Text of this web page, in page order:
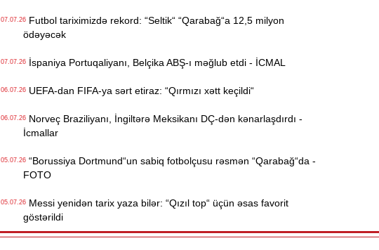
07.07.26Futbol tariximizdə rekord: “Seltik“ “Qarabağ“a 12,5 milyon
ödəyəcək
07.07.26İspaniya Portuqaliyanı, Belçika ABŞ-ı məğlub etdi - İCMAL
06.07.26UEFA-dan FIFA-ya sərt etiraz: “Qırmızı xətt keçildi“
06.07.26Norveç Braziliyanı, İngiltərə Meksikanı DÇ-dən kənarlaşdırdı -
İcmallar
05.07.26“Borussiya Dortmund“un sabiq fotbolçusu rəsmən “Qarabağ“da -
FOTO
05.07.26Messi yenidən tarix yaza bilər: “Qızıl top“ üçün əsas favorit
göstərildi